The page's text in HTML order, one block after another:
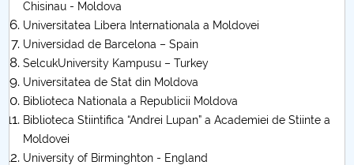
Chisinau - Moldova
Universitatea Libera Internationala a Moldovei
Universidad de Barcelona – Spain
SelcukUniversity Kampusu – Turkey
Universitatea de Stat din Moldova
Biblioteca Nationala a Republicii Moldova
Biblioteca Stiintifica “Andrei Lupan” a Academiei de Stiinte a
Moldovei
University of Birminghton - England